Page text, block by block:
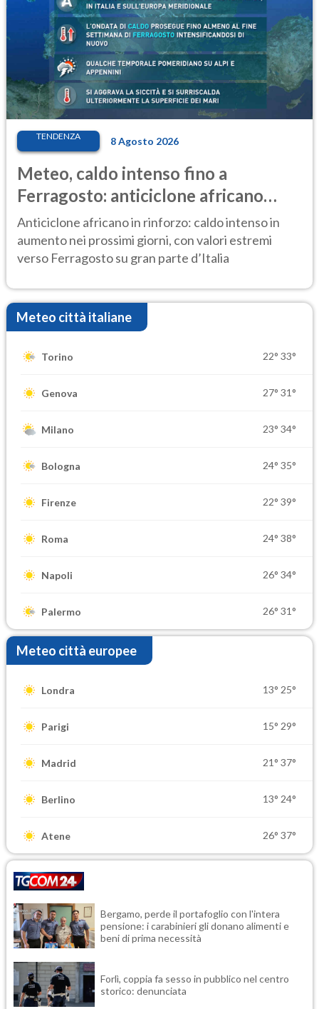
TENDENZA 8 Agosto 2026
Meteo, caldo intenso fino a
Ferragosto: anticiclone africano
ancora protagonista
Anticiclone africano in rinforzo: caldo intenso in
aumento nei prossimi giorni, con valori estremi
verso Ferragosto su gran parte d’Italia
Meteo città italiane
Torino 22° 33°
Genova 27° 31°
Milano 23° 34°
Bologna 24° 35°
Firenze 22° 39°
Roma 24° 38°
Napoli 26° 34°
Palermo 26° 31°
Meteo città europee
Londra 13° 25°
Parigi 15° 29°
Madrid 21° 37°
Berlino 13° 24°
Atene 26° 37°
Bergamo, perde il portafoglio con l'intera
pensione: i carabinieri gli donano alimenti e
beni di prima necessità
Forlì, coppia fa sesso in pubblico nel centro
storico: denunciata